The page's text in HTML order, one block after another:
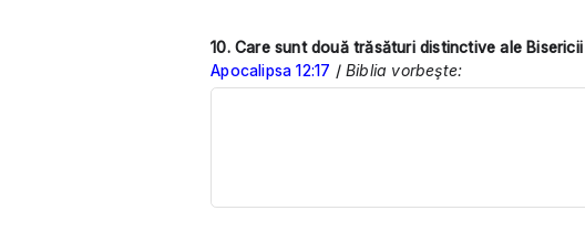
10. Care sunt două trăsături distinctive ale
Apocalipsa 12:17 /Biblia vorbeşte: